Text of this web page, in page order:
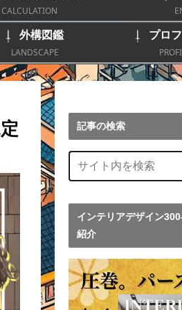
CALCULATION
外構図鑑
LANDSCAPE
プロ
記事の検索
インテリアデザイン
紹介